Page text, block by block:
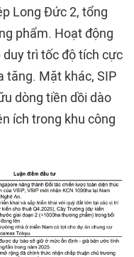
Long Đức 2, tổng
phẩm. Hoạt động
trì tốc độ tích cực
tăng. Mặt khác, SIP
dòng tiền dồi dào
ích trong khu công